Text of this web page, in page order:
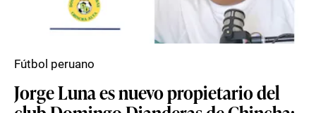
Jorge Luna es nuevo propietario del
Fútbol peruano